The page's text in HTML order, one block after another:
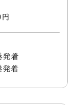
着
着